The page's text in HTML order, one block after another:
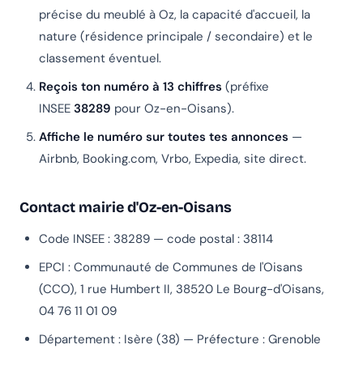
précise du meublé à Oz, la capacité d'accueil, la
nature (résidence principale / secondaire) et le
classement éventuel.
Reçois ton numéro à 13 chiffres (préfixe
INSEE 38289 pour Oz-en-Oisans).
Affiche le numéro sur toutes tes annonces —
Airbnb, Booking.com, Vrbo, Expedia, site direct.
Contact mairie d'Oz-en-Oisans
Code INSEE : 38289 — code postal : 38114
EPCI : Communauté de Communes de l'Oisans
(CCO), 1 rue Humbert II, 38520 Le Bourg-d'Oisans,
04 76 11 01 09
Département : Isère (38) — Préfecture : Grenoble